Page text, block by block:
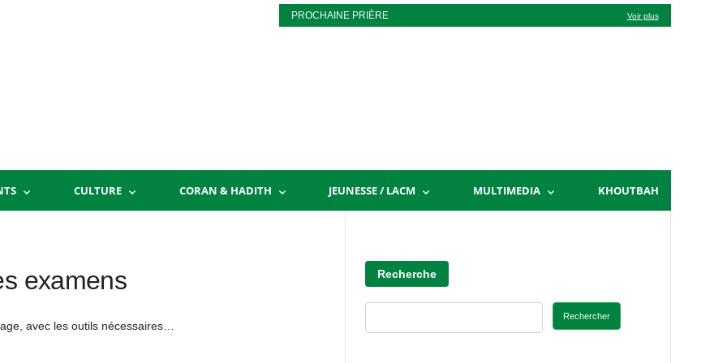
PROCHAINE PRIÈRE Voir plus
CULTURE CORAN & HADITH JEUNESSE / LACM MULTIMEDIA KHOUTBAH
examens
avec les outils nécessaires…
Recherche
Rechercher